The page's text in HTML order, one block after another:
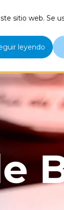
sitio web. Se
leyendo